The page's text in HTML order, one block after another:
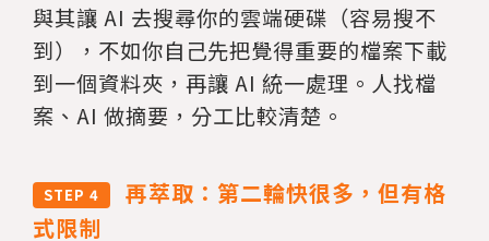
與其讓 AI 去搜尋你的雲端硬碟（容易搜不
到），不如你自己先把覺得重要的檔案下載
到一個資料夾，再讓 AI 統一處理。人找檔
案、AI 做摘要，分工比較清楚。
STEP 4
再萃取：第二輪快很多，但有格
式限制